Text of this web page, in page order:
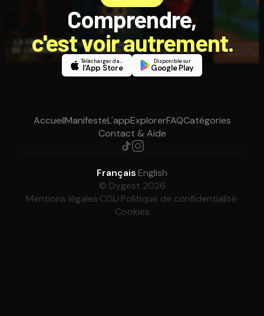
Comprendre,
c'est voir autrement.
Télécharger dans
l'App Store
Disponible sur
Google Play
AccueilManifesteL'appExplorerFAQCatégories
Contact & Aide
Français·English
© Dygest 2026
Mentions légales·CGU·Politique de confidentialité·
Cookies